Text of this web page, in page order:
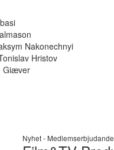
Nakonechnyi
Hristov
Giæver
Nyhet - Medlemserbjudande